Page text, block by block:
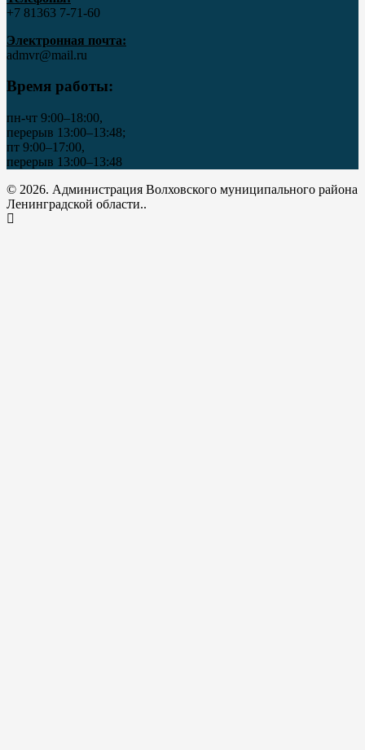
+7 81363 7‑71-60
Электронная почта:
admvr@mail.ru
Время работы:
пн-чт 9:00–18:00,
перерыв 13:00–13:48;
пт 9:00–17:00,
перерыв 13:00–13:48
© 2026. Администрация Волховского муниципального района
Ленинградской области..